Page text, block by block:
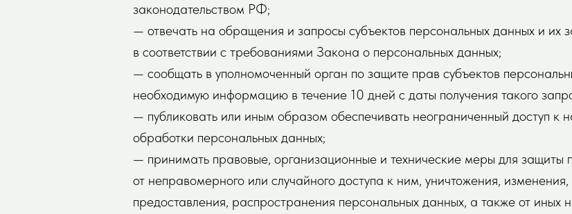
законодательством РФ;
— отвечать на обращения и запросы субъектов персональных данных и их
в соответствии с требованиями Закона о персональных данных;
— сообщать в уполномоченный орган по защите прав субъектов
необходимую информацию в течение 10 дней с даты получения такого
— публиковать или иным образом обеспечивать неограниченный доступ к
обработки персональных данных;
— принимать правовые, организационные и технические меры для защиты
от неправомерного или случайного доступа к ним, уничтожения,
предоставления, распространения персональных данных, а также от иных